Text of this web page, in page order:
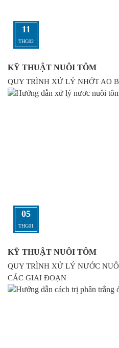
11
THG02
KỸ THUẬT NUÔI TÔM
QUY TRÌNH XỬ LÝ NHỚT AO
05
THG01
KỸ THUẬT NUÔI TÔM
QUY TRÌNH XỬ LÝ NƯỚC
CÁC GIAI ĐOẠN